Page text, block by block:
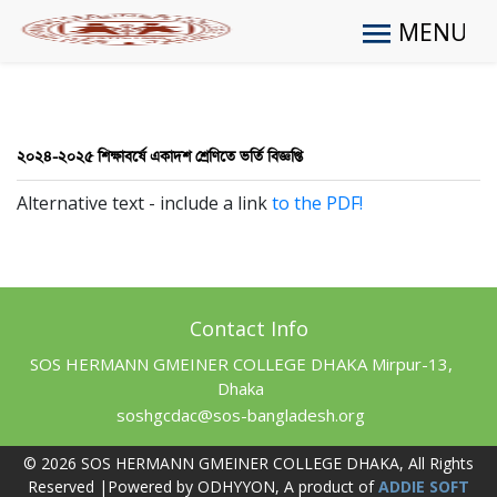
MENU
২০২৪-২০২৫ শিক্ষাবর্ষে একাদশ শ্রেণিতে ভর্তি বিজ্ঞপ্তি
Alternative text - include a linkto the PDF!
Contact Info
SOS HERMANN GMEINER COLLEGE DHAKA Mirpur-13,
Dhaka
soshgcdac@sos-bangladesh.org
© 2026 SOS HERMANN GMEINER COLLEGE DHAKA, All Rights
Reserved |Powered by ODHYYON, A product ofADDIE SOFT